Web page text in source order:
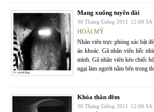
Mang xuống tuyền đài
30 Tháng Giêng 2011 12:00 SA
HOÀI MỸ
Nhân viên trực phòng xác bật
áo khoác. Gã nhân viên liếc
mình. Gã nhân viên kéo chiếc
ngại làm người nằm bên trong
Khỏa thân đêm
30 Tháng Giêng 2011 12:00 SA